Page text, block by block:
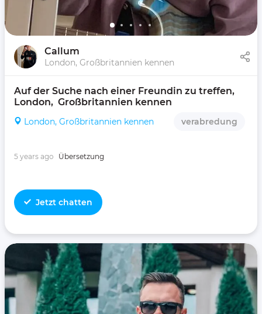
Callum
London, Großbritannien kennen
Auf der Suche nach einer Freundin zu treffen,
London,  Großbritannien kennen
London, Großbritannien kennen verabredung
5 years ago Übersetzung
Jetzt chatten